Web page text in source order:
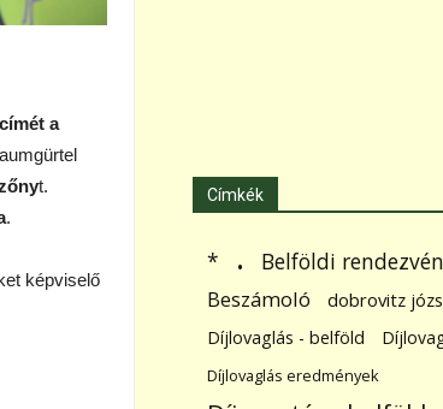
a
t.
.
képviselő
Címkék
* . Belföldi
Beszámoló dobrovitz
Díjlovaglás - belföld
Díjlovaglás eredmények